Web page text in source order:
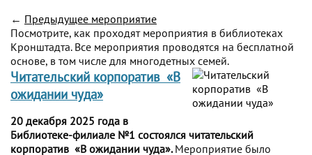
← Предыдущее мероприятие
Посмотрите, как проходят мероприятия в библиотеках
Кронштадта. Все мероприятия проводятся на бесплатной
основе, в том числе для многодетных семей.
Читательский корпоратив «В
ожидании чуда»
20 декабря 2025 года в
Библиотеке-филиале №1 состоялся читательский
корпоратив «В ожидании чуда».Мероприятие было